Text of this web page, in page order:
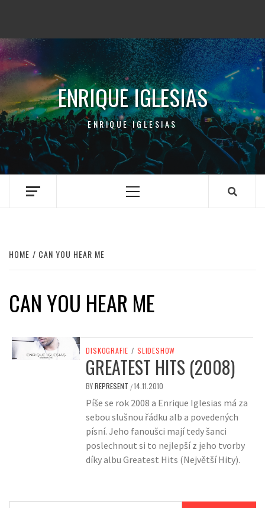
ENRIQUE IGLESIAS
ENRIQUE IGLESIAS
Primary
HOME CAN YOU HEAR ME
CAN YOU HEAR ME
DISKOGRAFIE / SLIDESHOW
GREATEST HITS (2008)
BYREPRESENT /14.11.2010
Píše se rok 2008 a Enrique Iglesias má za
sebou slušnou řádku alb a povedených
písní. Jeho fanoušci mají tedy šanci
poslechnout si to nejlepší z jeho tvorby
díky albu Greatest Hits (Největší Hity).